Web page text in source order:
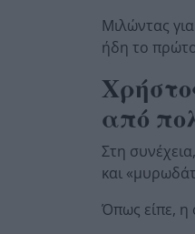
Μιλώντας
ήδη το
από
Στη
και
Όπως είπε, η